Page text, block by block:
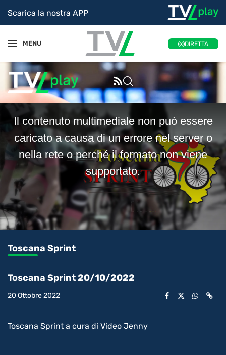
Scarica la nostra APP
MENU DIRETTA
This
window.
Il contenuto multimediale non può essere
caricato a causa di un errore nel server o
nella rete o perché il formato non viene
supportato.
Toscana Sprint
Toscana Sprint 20/10/2022
20 Ottobre 2022
Toscana Sprint a cura di Video Jenny